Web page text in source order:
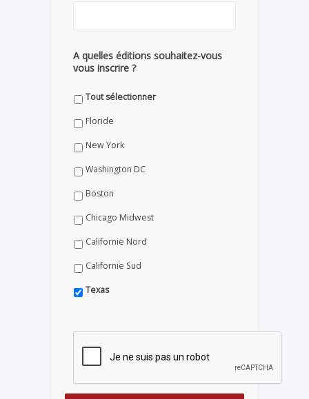
A quelles éditions souhaitez-vous
vous inscrire ?
Tout sélectionner
Floride
New York
Washington DC
Boston
Chicago Midwest
Californie Nord
Californie Sud
Texas